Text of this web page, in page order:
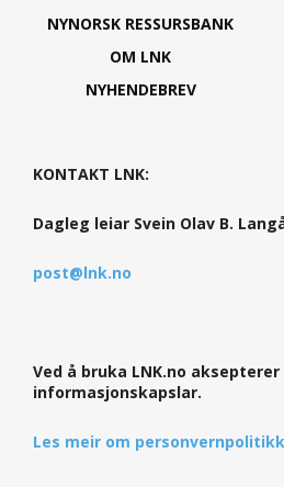
NYNORSK RESSURSBANK
OM LNK
NYHENDEBREV
KONTAKT LNK:
Dagleg leiar Svein Olav B.
post@lnk.no
Ved å bruka LNK.no
informasjonskapslar.
Les meir om